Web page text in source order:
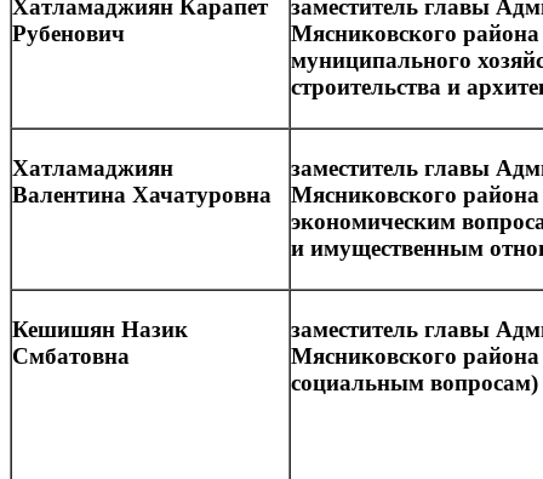
Хатламаджиян Карапет
Рубенович
заместитель главы
Мясниковского района
муниципального
строительства и
Хатламаджиян
Валентина Хачатуровна
заместитель главы
Мясниковского района
экономическим
и имущественным
Кешишян Назик
Смбатовна
заместитель главы
Мясниковского района
социальным вопросам)